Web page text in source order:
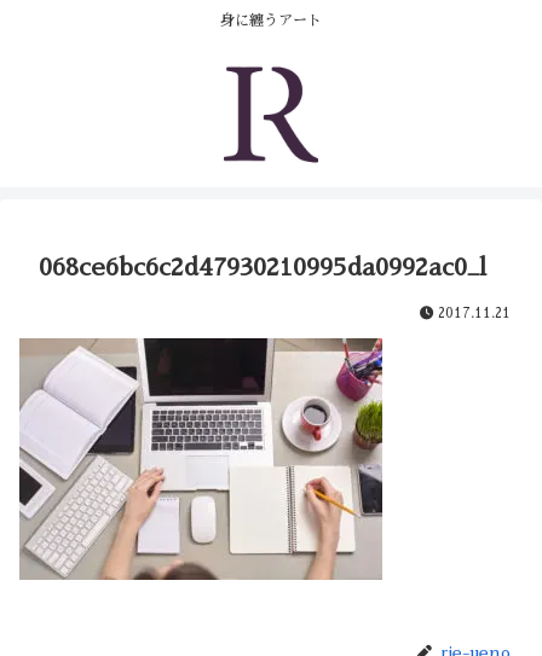
身に纏うアート
068ce6bc6c2d47930210995da0992ac0_l
2017.11.21